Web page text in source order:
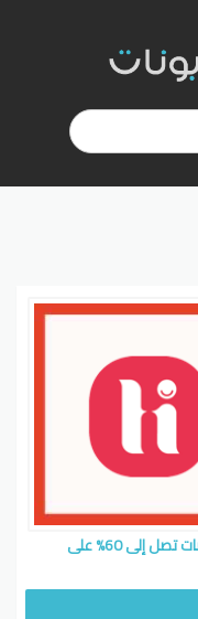
كوبون خصم هاي بيبي 12% إضافية + تخفيضات تصل إلى 60% على